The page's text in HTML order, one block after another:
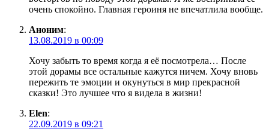
очень спокойно. Главная героиня не впечатлила вообще.
Аноним:
13.08.2019 в 00:09
Хочу забыть то время когда я её посмотрела… После
этой дорамы все остальные кажутся ничем. Хочу вновь
пережить те эмоции и окунуться в мир прекрасной
сказки! Это лучшее что я видела в жизни!
Elen:
22.09.2019 в 09:21